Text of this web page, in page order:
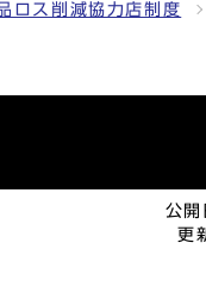
ロス削減協力店制度
公開
更